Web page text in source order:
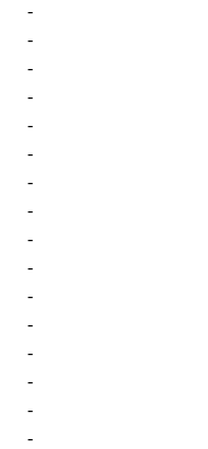
-
-
-
-
-
-
-
-
-
-
-
-
-
-
-
-